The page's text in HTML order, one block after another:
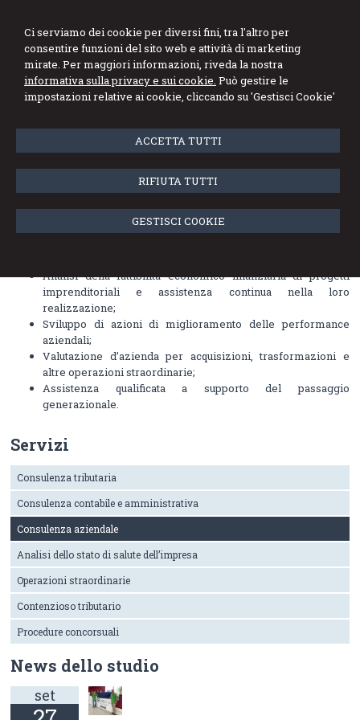
Ci serviamo dei cookie per diversi fini, tra l'altro per
consentire funzioni del sito web e attività di marketing
mirate. Per maggiori informazioni, riveda la nostra
informativa sulla privacy e sui cookie. Può gestire le
impostazioni relative ai cookie, cliccando su 'Gestisci Cookie'
ACCETTA TUTTI
RIFIUTA TUTTI
GESTISCI COOKIE
Menu
Consulenza aziendale
Il Cliente è assistito dal consulente aziendale nella Gestione e nella
costituzione di società alla sua organizzazione e ristrutturazione.
Pianifichiamo azioni e strategie utili nelle diverse fasi della vita
Analisi della fattibilità economico finanziaria di progetti
imprenditoriali e assistenza continua nella loro
realizzazione;
Sviluppo di azioni di miglioramento delle performance
aziendali;
Valutazione d’azienda per acquisizioni, trasformazioni e
altre operazioni straordinarie;
Assistenza qualificata a supporto del passaggio
generazionale.
Servizi
Consulenza tributaria
Consulenza contabile e amministrativa
Consulenza aziendale
Analisi dello stato di salute dell’impresa
Operazioni straordinarie
Contenzioso tributario
Procedure concorsuali
News dello studio
set